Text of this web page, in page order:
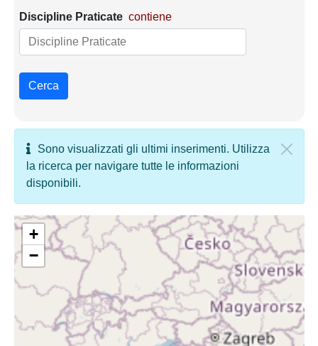
Discipline Praticate contiene
Cerca
Sono visualizzati gli ultimi inserimenti. Utilizza
la ricerca per navigare tutte le informazioni
disponibili.
+
−